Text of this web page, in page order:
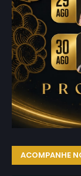
ACOMPANHE